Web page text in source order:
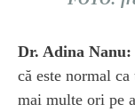
Dr. Adina Nanu:
că este normal
mai multe ori pe